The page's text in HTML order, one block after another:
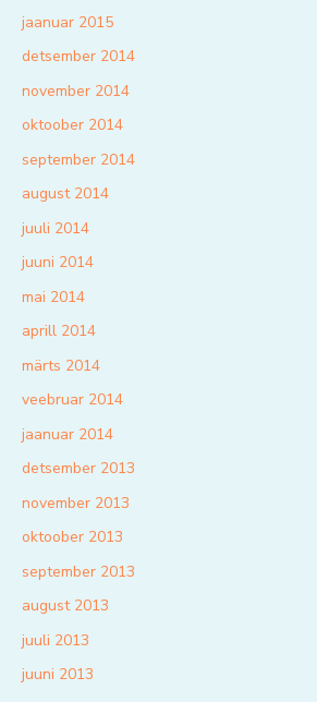
jaanuar 2015
detsember 2014
november 2014
oktoober 2014
september 2014
august 2014
juuli 2014
juuni 2014
mai 2014
aprill 2014
märts 2014
veebruar 2014
jaanuar 2014
detsember 2013
november 2013
oktoober 2013
september 2013
august 2013
juuli 2013
juuni 2013